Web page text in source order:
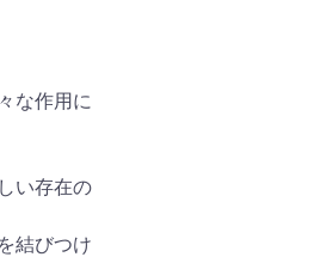
な作用に
い存在の
結びつけ